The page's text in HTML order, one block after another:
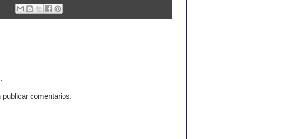
publicar comentarios.